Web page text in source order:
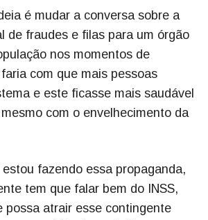
é mudar a conversa sobre a
de fraudes e filas para um órgão
nos momentos de
com que mais pessoas
e este ficasse mais saudável
com o envelhecimento da
fazendo essa propaganda,
tem que falar bem do INSS,
possa atrair esse contingente